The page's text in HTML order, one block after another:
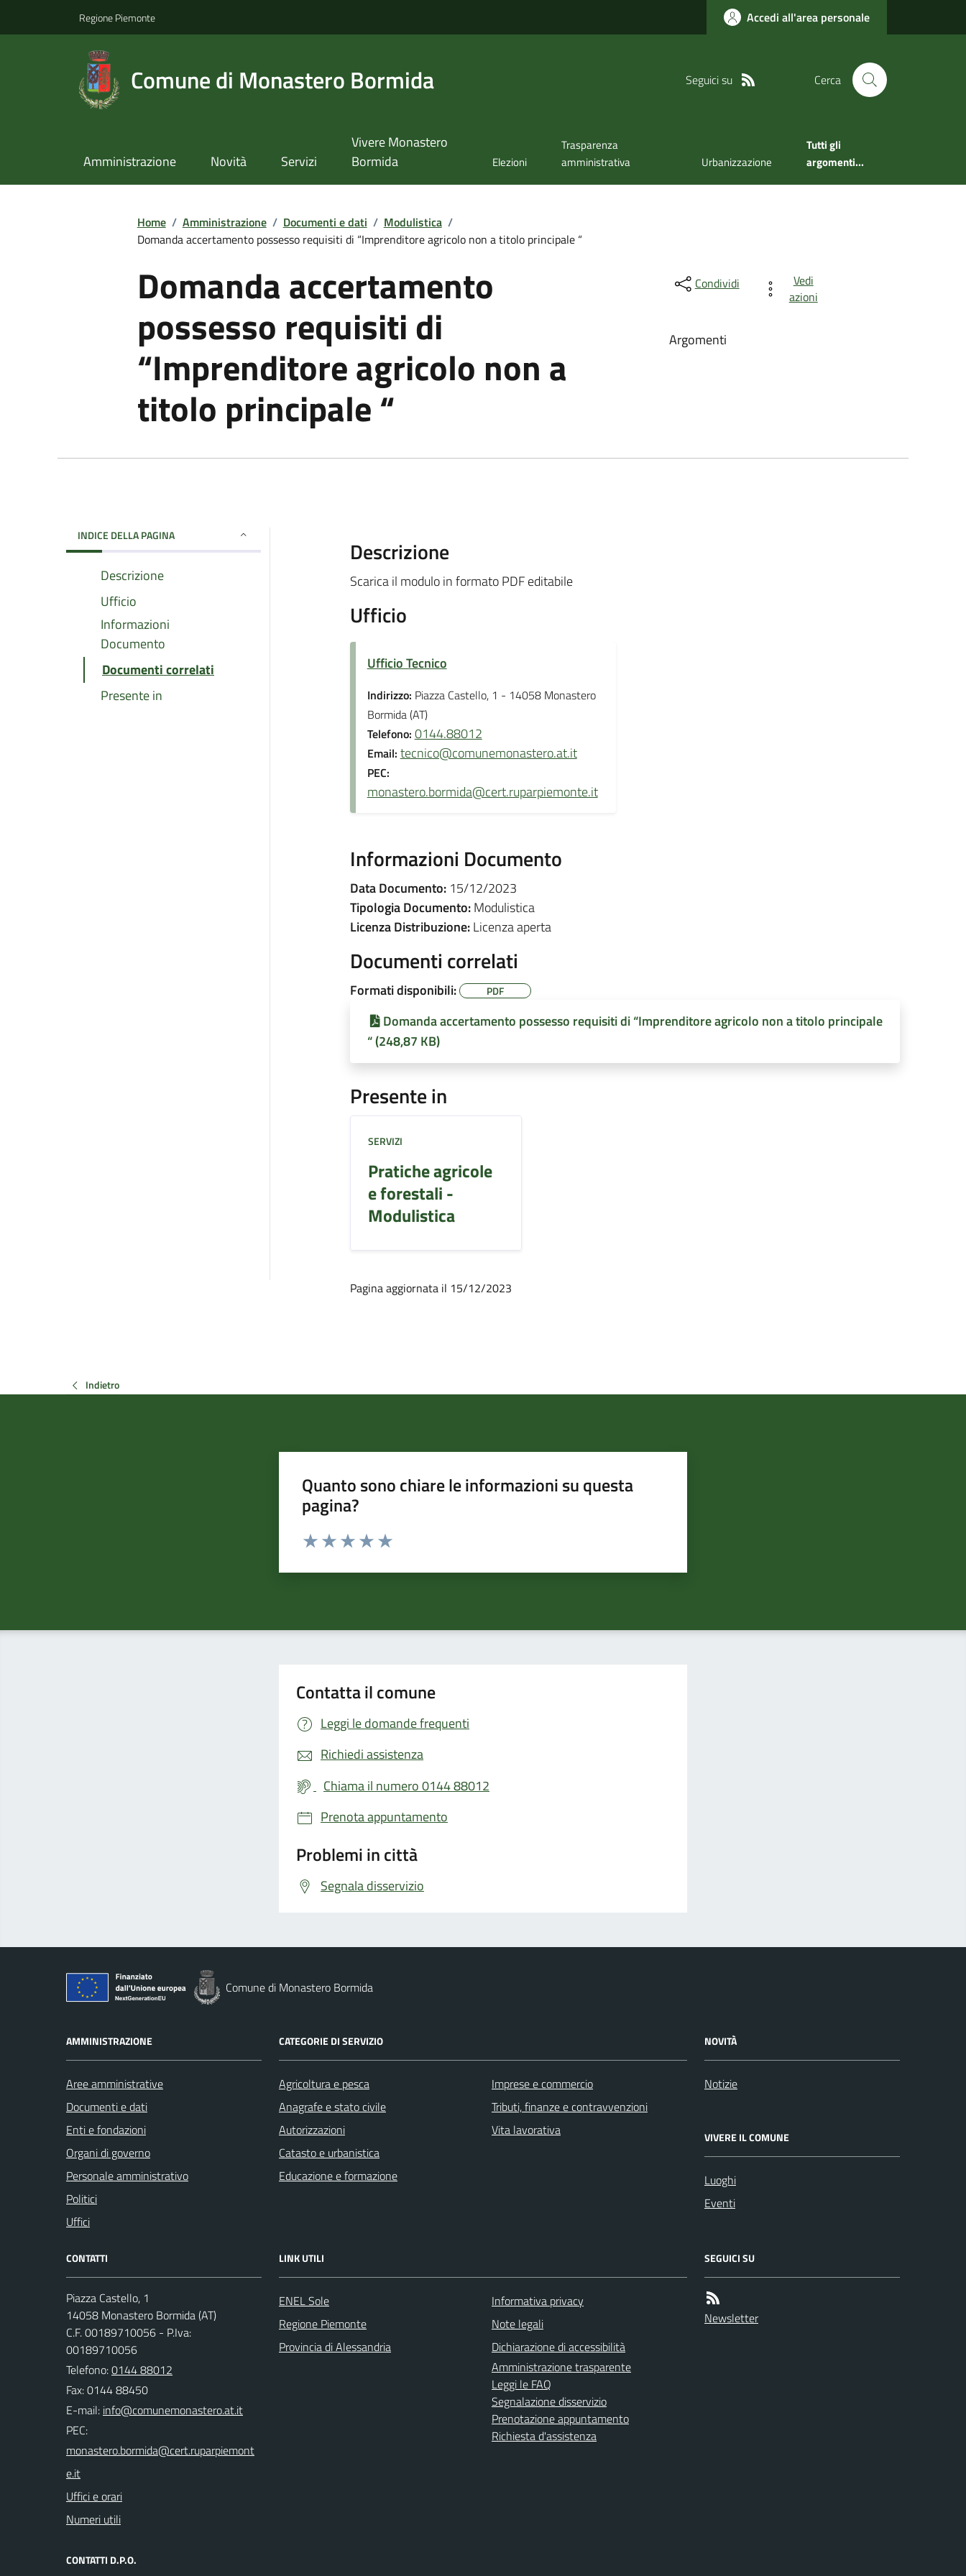
Regione Piemonte Accedi all'area personale
Comune di Monastero Bormida Seguici su Cerca
Amministrazione Novità Servizi
Vivere Monastero
Bormida
Elezioni
Trasparenza
amministrativa
Urbanizzazione
Tutti gli
argomenti...
Home / Amministrazione / Documenti e dati / Modulistica /
Domanda accertamento possesso requisiti di “Imprenditore agricolo non a titolo principale “
Domanda accertamento
possesso requisiti di
“Imprenditore agricolo non a
titolo principale “
Condividi
Vedi
azioni
Argomenti
INDICE DELLA PAGINA
Descrizione
Ufficio
Informazioni
Documento
Documenti correlati
Presente in
Descrizione
Scarica il modulo in formato PDF editabile
Ufficio
Ufficio Tecnico
Indirizzo: Piazza Castello, 1 - 14058 Monastero
Bormida (AT)
Telefono: 0144.88012
Email: tecnico@comunemonastero.at.it
PEC:
monastero.bormida@cert.ruparpiemonte.it
Informazioni Documento
Data Documento:15/12/2023
Tipologia Documento:Modulistica
Licenza Distribuzione:Licenza aperta
Documenti correlati
Formati disponibili: PDF
Domanda accertamento possesso requisiti di “Imprenditore agricolo non a titolo principale
“ (248,87 KB)
Presente in
SERVIZI
Pratiche agricole
e forestali -
Modulistica
Pagina aggiornata il 15/12/2023
Indietro
Quanto sono chiare le informazioni su questa
pagina?
Valuta da 1 a 5 stelle la pagina
Contatta il comune
Leggi le domande frequenti
Richiedi assistenza
Chiama il numero 0144 88012
Prenota appuntamento
Problemi in città
Segnala disservizio
Comune di Monastero Bormida
AMMINISTRAZIONE
Aree amministrative
Documenti e dati
Enti e fondazioni
Organi di governo
Personale amministrativo
Politici
Uffici
CATEGORIE DI SERVIZIO
Agricoltura e pesca
Anagrafe e stato civile
Autorizzazioni
Catasto e urbanistica
Educazione e formazione
Imprese e commercio
Tributi, finanze e contravvenzioni
Vita lavorativa
NOVITÀ
Notizie
VIVERE IL COMUNE
Luoghi
Eventi
CONTATTI
Piazza Castello, 1
14058 Monastero Bormida (AT)
C.F. 00189710056 - P.Iva:
00189710056
Telefono:0144 88012
Fax: 0144 88450
E-mail:
PEC:
Uffici e orari
Numeri utili
CONTATTI D.P.O.
LINK UTILI
ENEL Sole
Regione Piemonte
Provincia di Alessandria
Informativa privacy
Note legali
Dichiarazione di accessibilità
Amministrazione trasparente
Leggi le FAQ
Segnalazione disservizio
Prenotazione appuntamento
Richiesta d'assistenza
SEGUICI SU
Newsletter